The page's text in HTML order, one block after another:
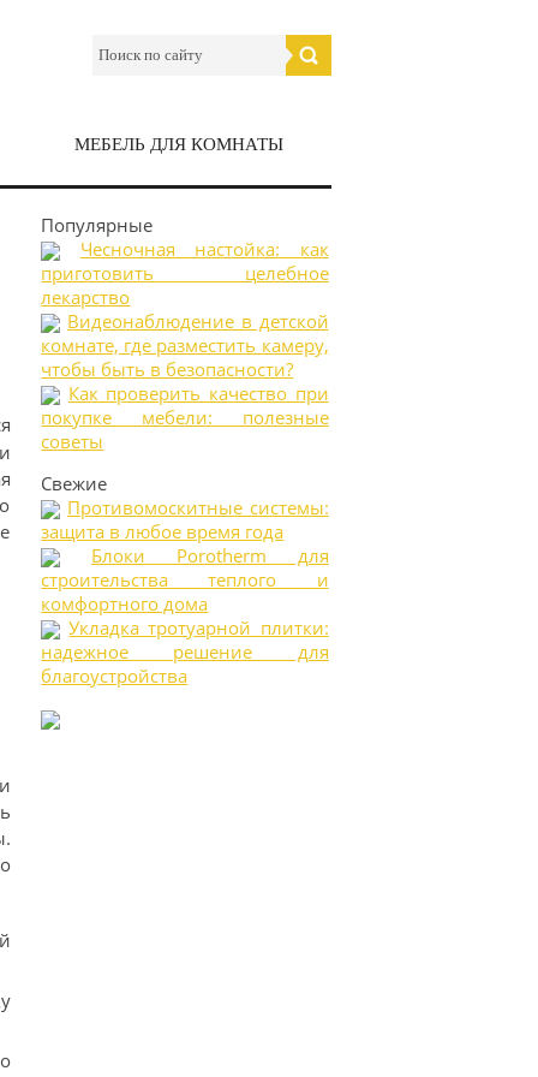
МЕБЕЛЬ ДЛЯ КОМНАТЫ
Популярные
Чесночная настойка: как
приготовить целебное
лекарство
Видеонаблюдение в детской
комнате, где разместить камеру,
чтобы быть в безопасности?
Как проверить качество при
покупке мебели: полезные
советы
Свежие
Противомоскитные системы:
защита в любое время года
Блоки Porotherm для
строительства теплого и
комфортного дома
Укладка тротуарной плитки:
надежное решение для
благоустройства